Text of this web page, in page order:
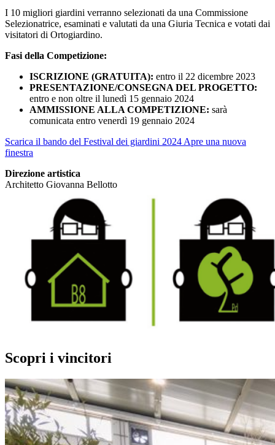
I 10 migliori giardini verranno selezionati da una Commissione
Selezionatrice, esaminati e valutati da una Giuria Tecnica e votati dai
visitatori di Ortogiardino.
Fasi della Competizione:
ISCRIZIONE (GRATUITA): entro il 22 dicembre 2023
PRESENTAZIONE/CONSEGNA DEL PROGETTO:
entro e non oltre il lunedì 15 gennaio 2024
AMMISSIONE ALLA COMPETIZIONE: sarà
comunicata entro venerdì 19 gennaio 2024
Scarica il bando del Festival dei giardini 2024 Apre una nuova
finestra
Direzione artistica
Architetto Giovanna Bellotto
Scopri i vincitori